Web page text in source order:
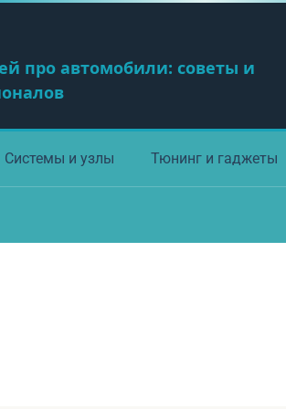
про автомобили: советы и
Системы и узлы Тюнинг и гаджеты